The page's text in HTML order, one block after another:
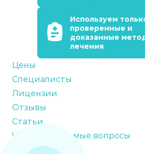
Используем
проверенные и
доказанные
лечения
Цены
Специалисты
Лицензии
Отзывы
Статьи
Часто задаваемые вопросы